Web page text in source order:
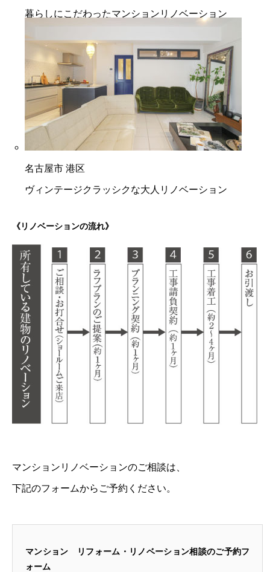
暮らしにこだわったマンションリノベーション
名古屋市 港区
ヴィンテージクラッシクな大人リノベーション
《リノベーションの流れ》
マンションリノベーションのご相談は、
下記のフォームからご予約ください。
マンション リフォーム・リノベーション相談のご予約フ
ォーム